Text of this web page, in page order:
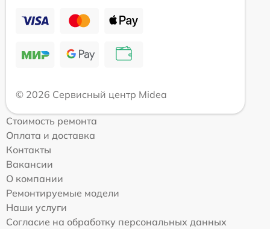
© 2026 Сервисный центр Midea
Стоимость ремонта
Оплата и доставка
Контакты
Вакансии
О компании
Ремонтируемые модели
Наши услуги
Согласие на обработку персональных данных